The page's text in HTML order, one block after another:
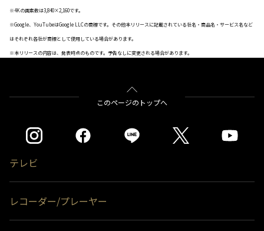
※4Kの画素数は3,840×2,160です。
※Google、YouTubeはGoogle LLCの商標です。その他本リリースに記載されている社名・商品名・サービス名など
はそれぞれ各社が商標として使用している場合があります。
※本リリースの内容は、発表時点のものです。予告なしに変更される場合があります。
このページのトップへ
テレビ
レコーダー/プレーヤー